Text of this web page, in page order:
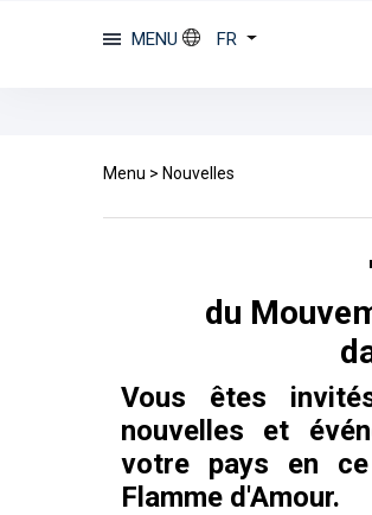
MENU FR
Menu > Nouvelles
du
Vous êtes
nouvelles et
votre pays en
Flamme d'Amour.